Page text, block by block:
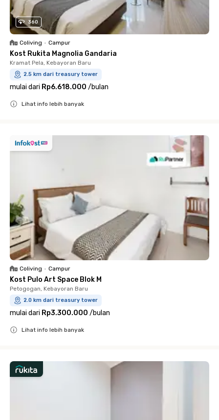
360
Coliving • Campur
Kost Rukita Magnolia Gandaria
Kramat Pela, Kebayoran Baru
2.5 km dari treasury tower
mulai dari Rp6.618.000 /bulan
Lihat info lebih banyak
Coliving • Campur
Kost Pulo Art Space Blok M
Petogogan, Kebayoran Baru
2.0 km dari treasury tower
mulai dari Rp3.300.000 /bulan
Lihat info lebih banyak